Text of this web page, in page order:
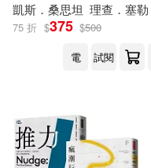
理查．塞勒(5)
理查．塞勒、凱斯
約拿．博格(1)
凱斯 ． 桑思坦 理查 ． 塞勒
75 折 $375 $500
電
試閱